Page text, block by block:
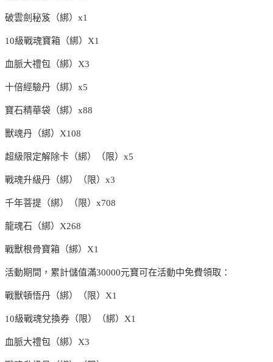
破雲劍秘笈（綁）x1
10級戰魂寶箱（綁）X1
血脈大禮包（綁）X3
十倍經驗丹（綁）x5
寶石精華袋（綁）x88
獸魂丹（綁）X108
超級限定解除卡（綁）（限）x5
戰魂升級丹（綁）（限）x3
千年菩提（綁）（限）x708
龍魂石（綁）X268
戰獸根骨寶箱（綁）X1
活動期間，累計儲值滿30000元寶可在活動中免費領取：
戰獸頓悟丹（綁）（限）X1
10級戰魂兌換券（限）（綁）X1
血脈大禮包（綁）X3